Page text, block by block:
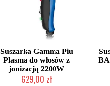
Suszarka Gamma Piu
Plasma do włosów z
jonizacją 2200W
629,00 zł